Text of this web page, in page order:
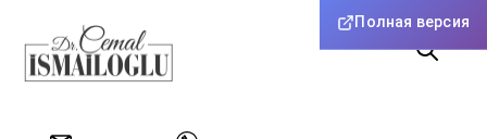
Полная версия